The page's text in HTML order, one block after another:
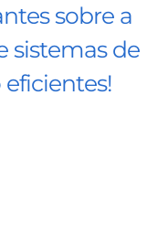
sobre a
sistemas de